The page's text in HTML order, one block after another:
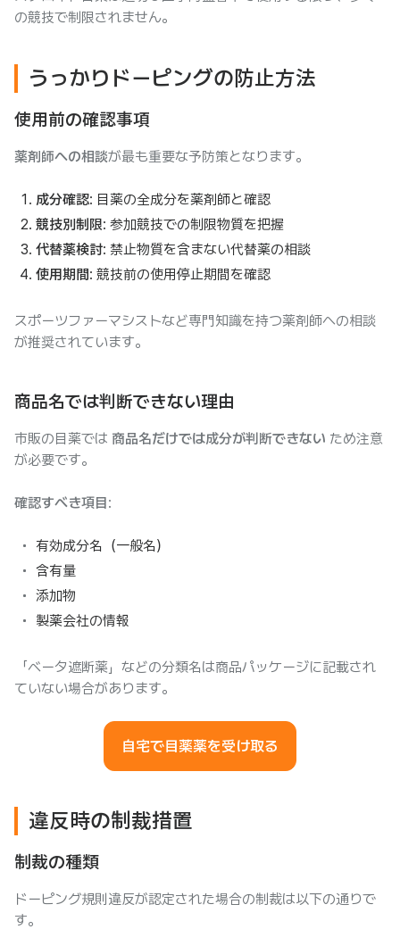
の競技で制限されません。
うっかりドーピングの防止方法
使用前の確認事項
薬剤師への相談が最も重要な予防策となります。
成分確認: 目薬の全成分を薬剤師と確認
競技別制限: 参加競技での制限物質を把握
代替薬検討: 禁止物質を含まない代替薬の相談
使用期間: 競技前の使用停止期間を確認
スポーツファーマシストなど専門知識を持つ薬剤師への相談
が推奨されています。
商品名では判断できない理由
市販の目薬では 商品名だけでは成分が判断できない ため注意
が必要です。
確認すべき項目:
有効成分名（一般名）
含有量
添加物
製薬会社の情報
「ベータ遮断薬」などの分類名は商品パッケージに記載され
ていない場合があります。
自宅で目薬薬を受け取る
違反時の制裁措置
制裁の種類
ドーピング規則違反が認定された場合の制裁は以下の通りで
す。